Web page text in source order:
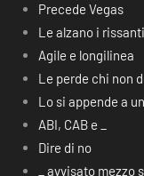
Precede Vegas
Le alzano i rissanti
Agile e longilinea
Le perde chi non
Lo si appende a
ABI, CAB e _
Dire di no
_ avvisato mezzo